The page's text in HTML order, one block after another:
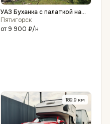
УАЗ Буханка с палаткой на
крыше - аренда
Пятигорск
от 9 900 ₽/н
189.9 км